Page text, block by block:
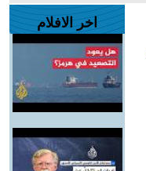
اخر الافلام